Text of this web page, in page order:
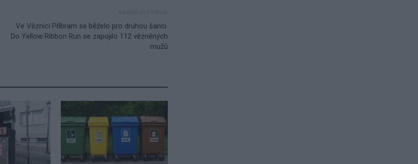
Ve Věznici Příbram se běželo pro druhou šanci.
Do Yellow Ribbon Run se zapojilo 112 vězněných
mužů